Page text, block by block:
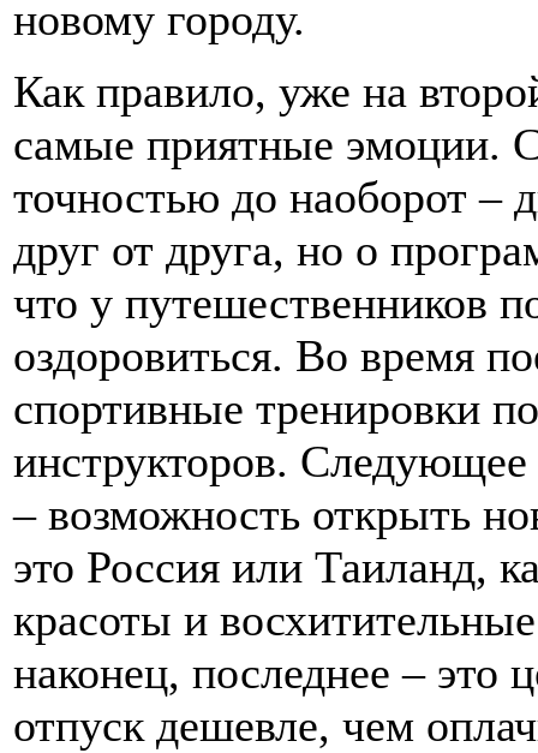
новому городу.
Как правило, уже на
самые приятные эмоции.
точностью до наоборот –
друг от друга, но о
что у путешественников
оздоровиться. Во время
спортивные тренировки
инструкторов. Следующее
– возможность открыть
это Россия или Таиланд,
красоты и
наконец, последнее – это
отпуск дешевле, чем